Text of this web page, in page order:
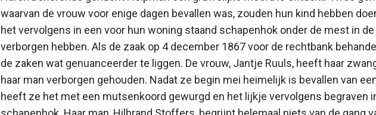
waarvan de vrouw voor enige dagen bevallen was, zouden hun kind hebben
het vervolgens in een voor hun woning staand schapenhok onder de mest in de
verborgen hebben. Als de zaak op 4 december 1867 voor de rechtbank
de zaken wat genuanceerder te liggen. De vrouw, Jantje Ruuls, heeft haar
haar man verborgen gehouden. Nadat ze begin mei heimelijk is bevallen van
heeft ze het met een mutsenkoord gewurgd en het lijkje vervolgens begraven